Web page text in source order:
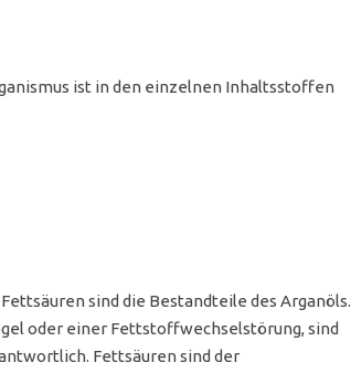
ist in den einzelnen Inhaltsstoffen
sind die Bestandteile des Arganöls.
oder einer Fettstoffwechselstörung, sind
Fettsäuren sind der